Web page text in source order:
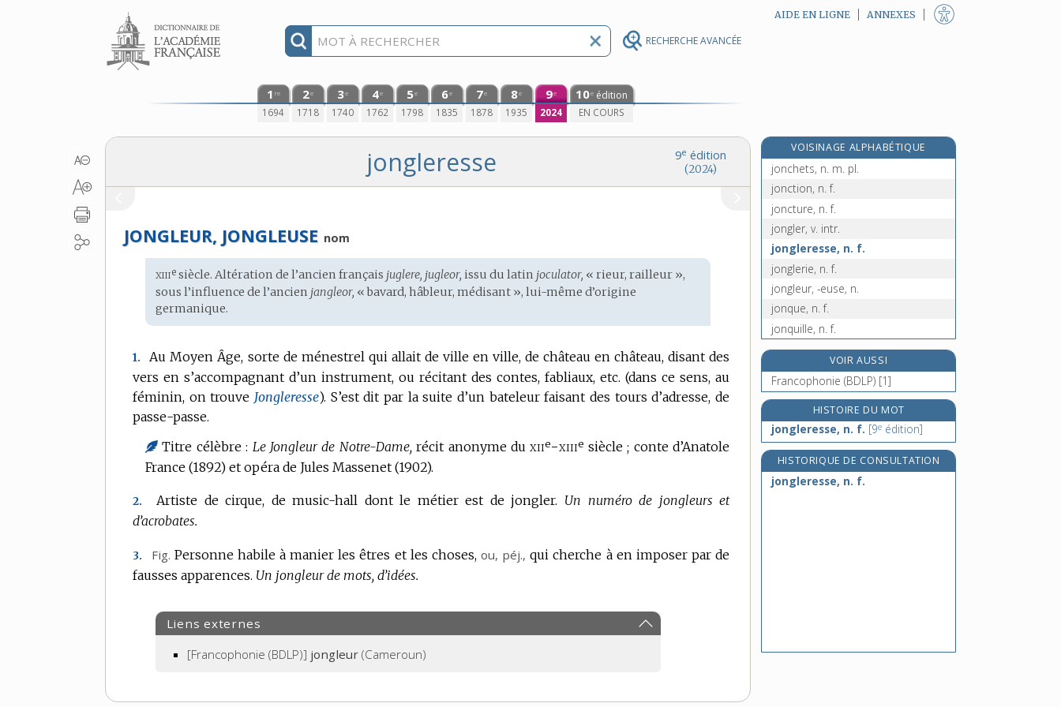
RECHERCHE AVANCÉE
Aller au contenu AIDE EN LIGNE ANNEXES
1 re
1694
2e
1718
3e
1740
4e
1762
5e
1798
6e
1835
7e
1878
8e
1935
9e
2024
10e édition
EN COURS
9e édition
(2024)
jongleresse
JONGLEUR, JONGLEUSE nom
Étymologie
:
xiiie siècle. Altération de l’ancien français juglere, jugleor, issu dulatin joculator, « rieur, railleur »,
sous l’influence de l’ancien jangleor, « bavard, hâbleur, médisant », lui-même d’origine
germanique.
1.
Au Moyen Âge, sorte de ménestrel qui allait de ville en ville, de château en château, disant des
vers en s’accompagnant d’un instrument, ou récitant des contes, fabliaux, etc. (dans ce sens, au
féminin, on trouve Jongleresse). S’est dit par la suite d’un bateleur faisant des tours d’adresse, de
passe-passe.
Titre célèbre : Le Jongleur de Notre-Dame, récit anonyme duxiie-xiiie siècle ; conte d’Anatole
France (1892) et opéra de Jules Massenet (1902).
2. Artiste de cirque, de music-hall dont le métier est de jongler. Un numéro de jongleurs et
d’acrobates.
3. Fig. Personne habile à manier les êtres et les choses, ou, péj., qui cherche à en imposer par de
fausses apparences. Un jongleur de mots, d’idées.
Liens externes
[Francophonie (BDLP)] jongleur (Cameroun)
VOISINAGE ALPHABÉTIQUE
jonchère, n. f.
jonchets, n. m. pl.
jonction, n. f.
joncture, n. f.
jongler, v. intr.
jongleresse, n. f.
jonglerie, n. f.
jongleur, -euse, n.
jonque, n. f.
jonquille, n. f.
jon-thlaspi, n. m.[5 édition]
jordanien, -enne, adj.
joseph [I], n. m.
joseph [II], adj. inv.
joséphisme, n. m.
VOIR AUSSI
Francophonie (BDLP) [1]
HISTOIRE DU MOT
jongleresse, n. f. [9e édition]
HISTORIQUE DE CONSULTATION
jongleresse, n. f.